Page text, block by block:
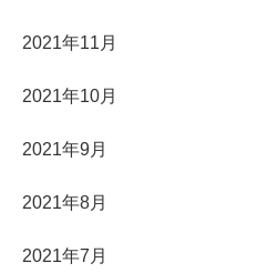
2021年11月
2021年10月
2021年9月
2021年8月
2021年7月